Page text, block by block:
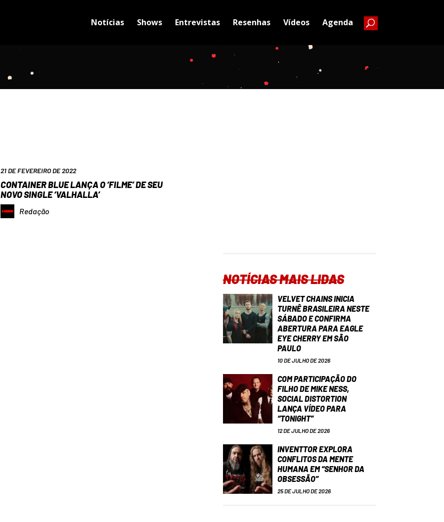
Notícias Shows Entrevistas Resenhas Vídeos Agenda
21 DE FEVEREIRO DE 2022
CONTAINER BLUE LANÇA O ‘FILME’ DE SEU
NOVO SINGLE ‘VALHALLA’
Redação
NOTÍCIAS MAIS LIDAS
VELVET CHAINS INICIA
TURNÊ BRASILEIRA NESTE
SÁBADO E CONFIRMA
ABERTURA PARA EAGLE
EYE CHERRY EM SÃO
PAULO
10 DE JULHO DE 2026
COM PARTICIPAÇÃO DO
FILHO DE MIKE NESS,
SOCIAL DISTORTION
LANÇA VÍDEO PARA
“TONIGHT”
12 DE JULHO DE 2026
INVENTTOR EXPLORA
CONFLITOS DA MENTE
HUMANA EM “SENHOR DA
OBSESSÃO”
25 DE JULHO DE 2026